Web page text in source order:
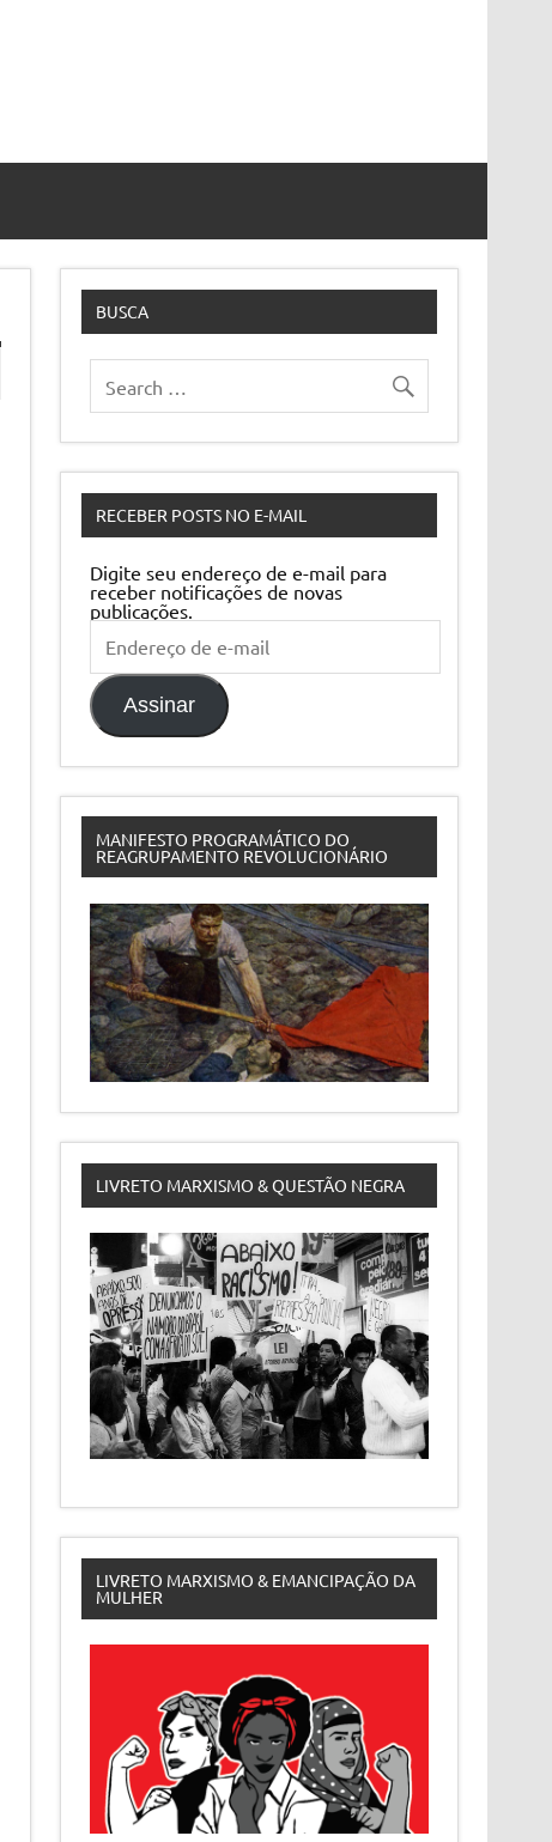
BUSCA
RECEBER POSTS NO E-MAIL
Digite seu endereço de e-mail para
receber notificações de novas
publicações.
Endereço
de
e-
mail
Assinar
MANIFESTO PROGRAMÁTICO DO
REAGRUPAMENTO REVOLUCIONÁRIO
LIVRETO MARXISMO & QUESTÃO NEGRA
LIVRETO MARXISMO & EMANCIPAÇÃO DA
MULHER